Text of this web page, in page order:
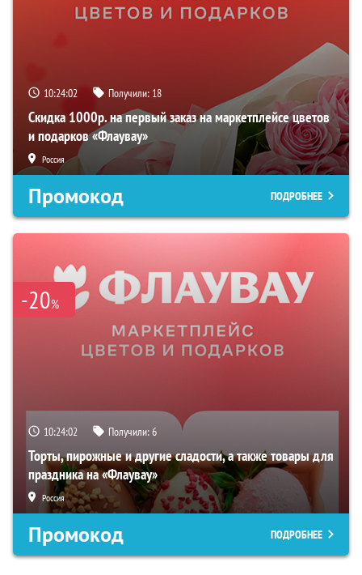
10:24:01 Получили: 18
Скидка 1000р. на первый заказ на маркетплейсе цветов
и подарков «Флаувау»
Россия
Промокод ПОДРОБНЕЕ
-20%
10:24:01 Получили:6
Торты, пирожные и другие сладости, а также товары для
праздника на «Флаувау»
Россия
Промокод ПОДРОБНЕЕ